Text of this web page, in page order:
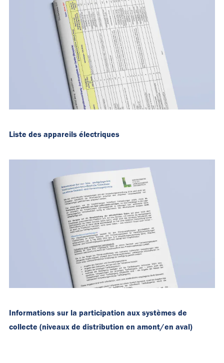
Liste des appareils électriques
Informations sur la participation aux systèmes de
collecte (niveaux de distribution en amont/en aval)